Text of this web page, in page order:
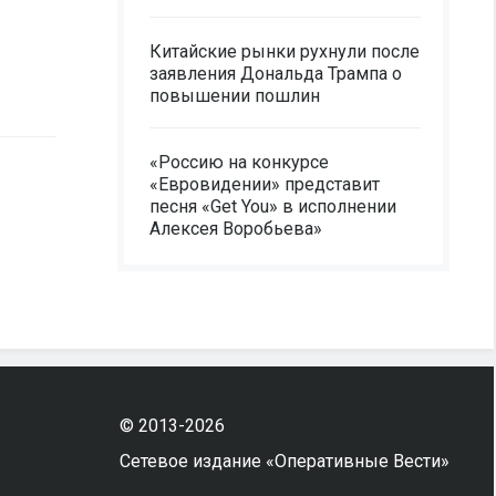
Китайские рынки рухнули после
заявления Дональда Трампа о
повышении пошлин
«Россию на конкурсе
«Евровидении» представит
песня «Get You» в исполнении
Алексея Воробьева»
© 2013-2026
Сетевое издание «Оперативные Вести»